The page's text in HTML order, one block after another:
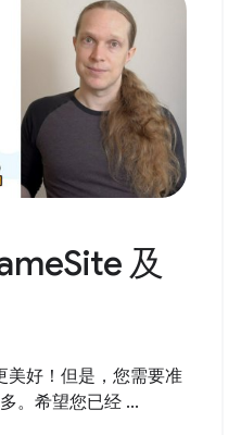
及
美好！但是，您需要准
。希望您已经 ...